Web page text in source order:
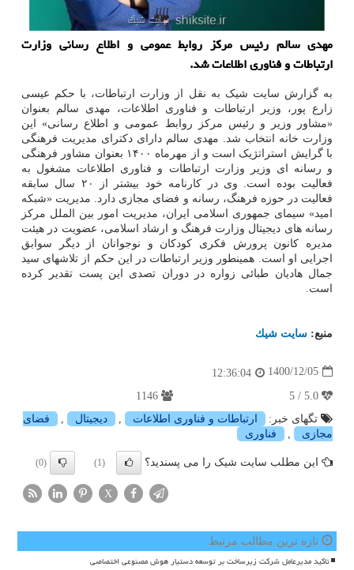
مهدی سالم رئیس مرکز روابط عمومی و اطلاع رسانی وزارت
ارتباطات و فناوری اطلاعات شد.
به گزارش سایت شیک به نقل از وزارت ارتباطات، با حکم عیسی
زارع پور، وزیر ارتباطات و فناوری اطلاعات، مهدی سالم بعنوان
«مشاور وزیر و رئیس مرکز روابط عمومی و اطلاع رسانی» این
وزارت خانه انتخاب شد. مهدی سالم دارای دکترای مدیریت فرهنگی
با گرایش استراتژیک است و از مهرماه ۱۴۰۰ بعنوان مشاور فرهنگی
و رسانه ای وزیر وزارت ارتباطات و فناوری اطلاعات مشغول به
فعالیت بوده است. وی در کارنامه خود بیشتر از ۲۰ سال سابقه
فعالیت در حوزه فرهنگ، رسانه و فضای مجازی دارد. مدیریت «شبکه
امید» سیمای جمهوری اسلامی ایران، مدیریت امور بین الملل مرکز
رسانه های دیجیتال وزارت فرهنگ و ارشاد اسلامی، عضویت در هیئت
مدیره کانون پرورش فکری کودکان و نوجوانان از دیگر سوابق
اجرایی او است. همینطور وزیر ارتباطات در این حکم از تلاشهای سید
جمال هادیان طبائی زواره در دوران تصدی این پست تقدیر کرده
است.
منبع: سایت شیك
1400/12/05
12:36:04
تگهای خبر:
ارتباطات و فناوری اطلاعات دیجیتال
فضای
مجازی
فناوری
این مطلب سایت شیک را می پسندید؟ (1)
(0)
X
تازه ترین مطالب مرتبط
تاکید مدیرعامل شرکت زیرساخت بر توسعه دستیار هوش مصنوعی اختصاصی